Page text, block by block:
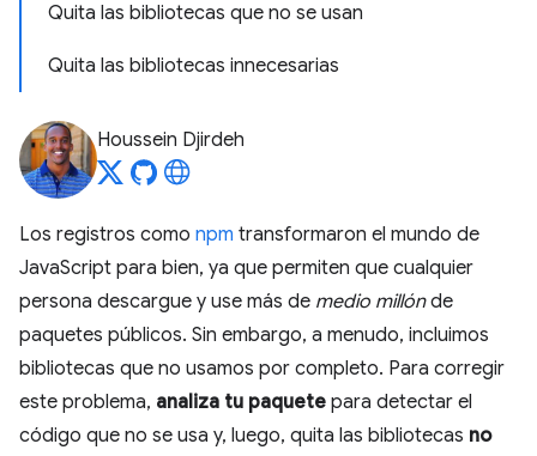
Quita las bibliotecas que no se usan
Quita las bibliotecas innecesarias
Houssein Djirdeh
Los registros como npm transformaron el mundo de
JavaScript para bien, ya que permiten que cualquier
persona descargue y use más de medio millónde
paquetes públicos. Sin embargo, a menudo, incluimos
bibliotecas que no usamos por completo. Para corregir
este problema, analiza tu paquete para detectar el
código que no se usa y, luego, quita las bibliotecas no